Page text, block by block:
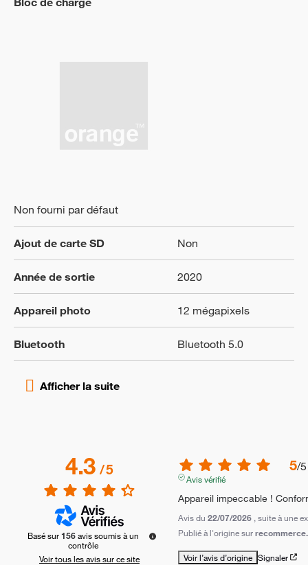
Non fourni par défaut
Ajout de carte SD Non
Année de sortie 2020
Appareil photo 12 mégapixels
Bluetooth Bluetooth 5.0
4.3/5
Basé sur 156avis soumis à un
contrôle
Voir tous les avis sur ce site
5/5
Avis vérifié
Appareil impeccable !
Avis du 22/07/2026 , suite à une
Publié à l'origine sur
Voir l’avis d’origine Signaler